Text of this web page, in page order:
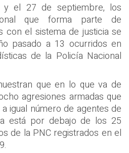
el 27 de septiembre, los
que forma parte de
con el sistema de justicia se
pasado a 13 ocurridos en
de la Policía Nacional
que en lo que va de
agresiones armadas que
igual número de agentes de
está por debajo de los 25
de la PNC registrados en el